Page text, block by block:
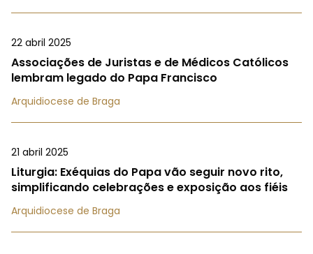
22 abril 2025
Associações de Juristas e de Médicos Católicos
lembram legado do Papa Francisco
Arquidiocese de Braga
21 abril 2025
Liturgia: Exéquias do Papa vão seguir novo rito,
simplificando celebrações e exposição aos fiéis
Arquidiocese de Braga